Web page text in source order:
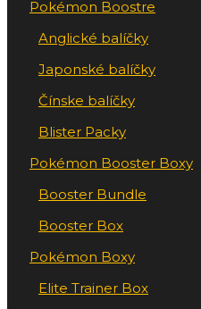
Pokémon Boostre
Anglické balíčky
Japonské balíčky
Čínske balíčky
Blister Packy
Pokémon Booster Boxy
Booster Bundle
Booster Box
Pokémon Boxy
Elite Trainer Box